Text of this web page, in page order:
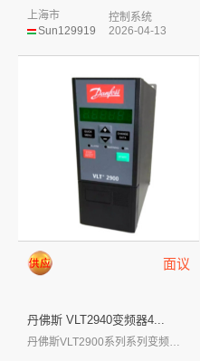
Sun129919
上海市
控制系统
2026-04-13
面议
丹佛斯 VLT2940变频器4...
丹佛斯VLT2900系列系列变频器是可以...